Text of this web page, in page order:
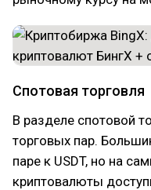
Спотовая торговля
В разделе спотовой
торговых пар.
паре к USDT, но на
криптовалюты